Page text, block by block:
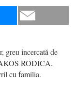
greu incercată de
RODICA.
cu familia.